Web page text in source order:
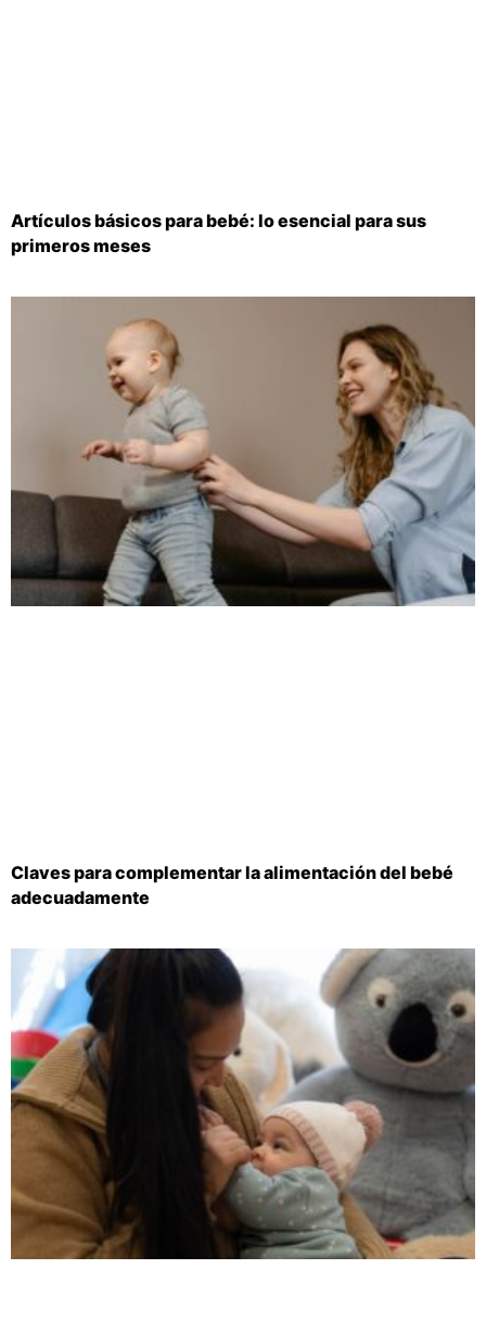
Artículos básicos para bebé: lo esencial para sus
primeros meses
Claves para complementar la alimentación del bebé
adecuadamente